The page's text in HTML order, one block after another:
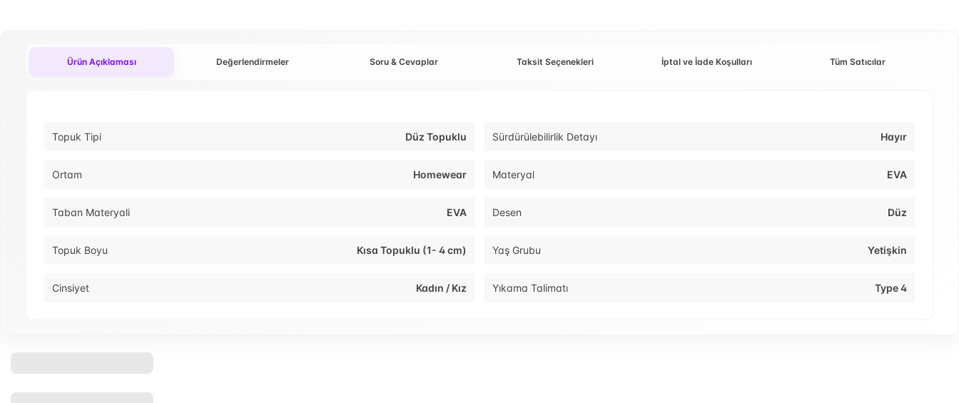
Ürün Açıklaması Değerlendirmeler Soru & Cevaplar Taksit Seçenekleri İptal ve İade Koşulları Tüm Satıcılar
Topuk Tipi Düz Topuklu Sürdürülebilirlik Detayı Hayır
Ortam Homewear Materyal EVA
Taban Materyali EVA Desen Düz
Topuk Boyu Kısa Topuklu (1- 4 cm) Yaş Grubu Yetişkin
Cinsiyet Kadın / Kız Yıkama Talimatı Type 4